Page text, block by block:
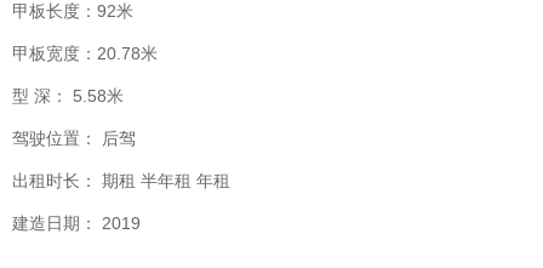
甲板长度： 92米
甲板宽度： 20.78米
型 深： 5.58米
驾驶位置： 后驾
出租时长： 期租 半年租 年租
建造日期： 2019